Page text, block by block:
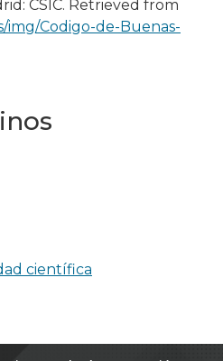
CSIC. Retrieved from
img/Codigo-de-Buenas-
científica